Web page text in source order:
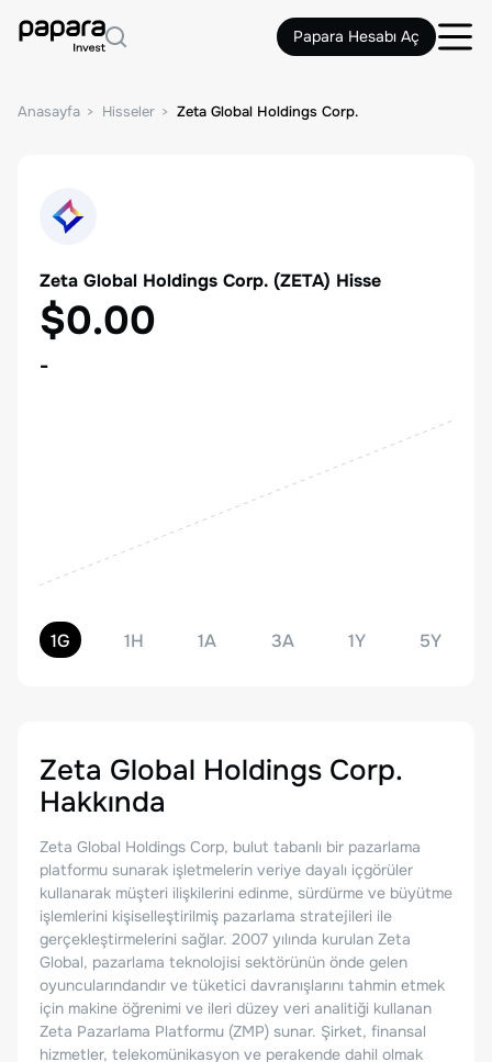
Papara Hesabı Aç
Anasayfa Hisseler Zeta Global Holdings Corp.
Zeta Global Holdings Corp. (ZETA) Hisse
$0.00
-
1G 1H 1A 3A 1Y 5Y
Zeta Global Holdings Corp.
Hakkında
Zeta Global Holdings Corp, bulut tabanlı bir pazarlama
platformu sunarak işletmelerin veriye dayalı içgörüler
kullanarak müşteri ilişkilerini edinme, sürdürme ve büyütme
işlemlerini kişiselleştirilmiş pazarlama stratejileri ile
gerçekleştirmelerini sağlar. 2007 yılında kurulan Zeta
Global, pazarlama teknolojisi sektörünün önde gelen
oyuncularındandır ve tüketici davranışlarını tahmin etmek
için makine öğrenimi ve ileri düzey veri analitiği kullanan
Zeta Pazarlama Platformu (ZMP) sunar. Şirket, finansal
hizmetler, telekomünikasyon ve perakende dahil olmak